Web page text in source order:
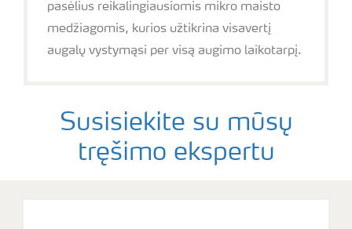
pasėlius reikalingiausiomis mikro maisto
medžiagomis, kurios užtikrina visavertį
augalų vystymąsi per visą augimo laikotarpį.
Susisiekite su mūsų
tręšimo ekspertu